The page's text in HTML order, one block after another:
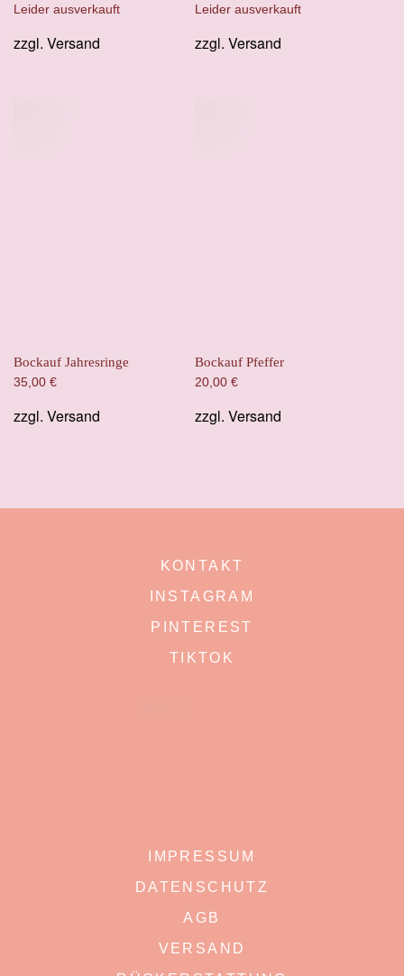
Leider ausverkauft
zzgl. Versand
Leider ausverkauft
zzgl. Versand
Bockauf Jahresringe
35,00 €
zzgl. Versand
Bockauf Pfeffer
20,00 €
zzgl. Versand
KONTAKT
INSTAGRAM
PINTEREST
TIKTOK
IMPRESSUM
DATENSCHUTZ
AGB
VERSAND